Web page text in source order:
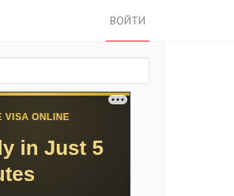
ВОЙТИ